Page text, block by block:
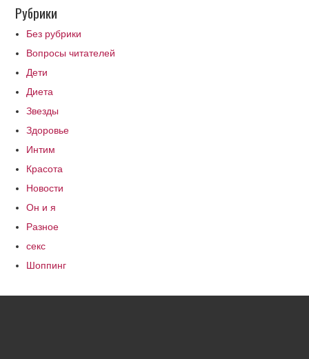
Рубрики
Без рубрики
Вопросы читателей
Дети
Диета
Звезды
Здоровье
Интим
Красота
Новости
Он и я
Разное
секс
Шоппинг